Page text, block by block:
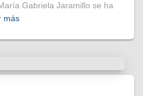
Gabriela Jaramillo se ha
más